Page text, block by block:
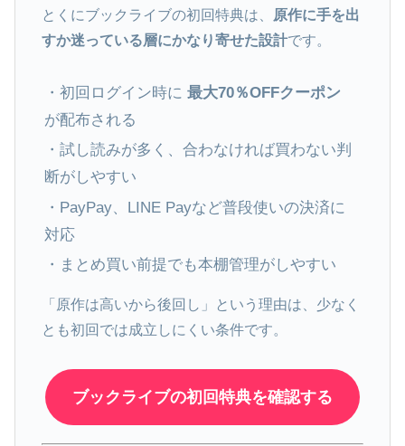
とくにブックライブの初回特典は、
原作に手を出
すか迷っている層にかなり寄せた設計です。
・初回ログイン時に最大70％OFFクーポン
が配布される
・試し読みが多く、合わなければ買わない判
断がしやすい
・PayPay、LINE Payなど普段使いの決済に
対応
・まとめ買い前提でも本棚管理がしやすい
「原作は高いから後回し」という理由は、少なく
とも初回では成立しにくい条件です。
ブックライブの初回特典を確認する